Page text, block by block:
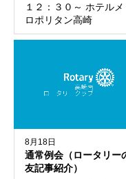
１２：３０～ ホテルメ
ロポリタン高崎
8月18日
通常例会（ロータリー
友記事紹介）